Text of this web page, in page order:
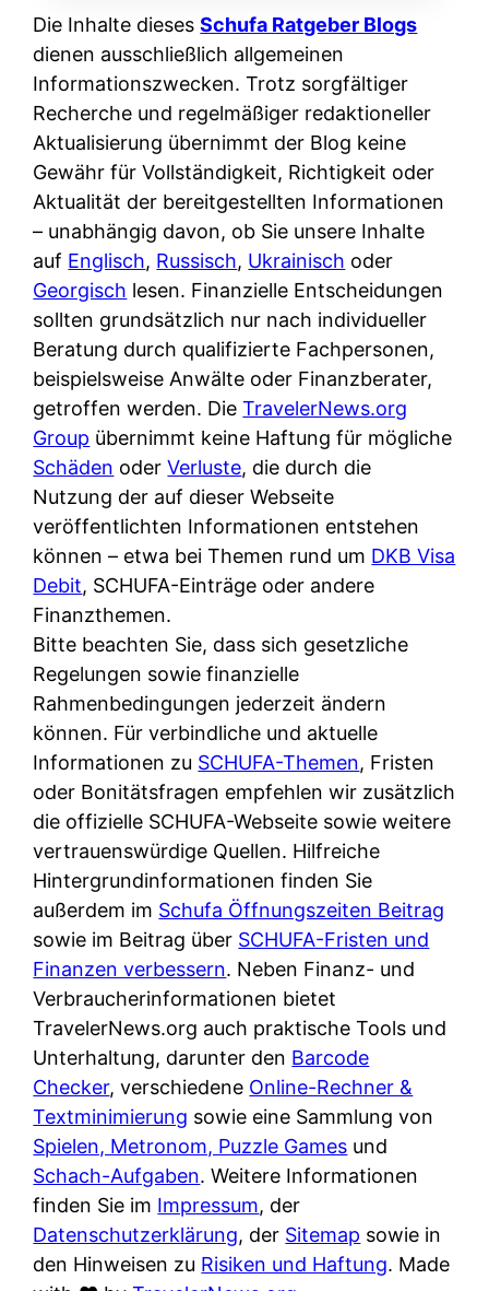
h
i
e
r
e
n
r
u
s
s
i
s
c
h
e
B
a
n
k
k
a
r
t
e
n
M
I
R
?
W
t
i
r
k
c
k
o
t
n
o
u
w
i
t
e
e
t
s
i
e
n
d
e
r
S
c
h
u
t
z
d
e
r
F
i
r
m
a
a
m
p
r
i
v
a
t
e
n
K
ü
c
h
e
n
t
i
s
c
h
e
n
d
e
Die Inhalte diesesSchufa Ratgeber Blogs
dienen ausschließlich allgemeinen
Informationszwecken. Trotz sorgfältiger
Recherche und regelmäßiger redaktioneller
Aktualisierung übernimmt der Blog keine
Gewähr für Vollständigkeit, Richtigkeit oder
Aktualität der bereitgestellten Informationen
– unabhängig davon, ob Sie unsere Inhalte
auf Englisch, Russisch, Ukrainisch oder
Georgisch lesen. Finanzielle Entscheidungen
sollten grundsätzlich nur nach individueller
Beratung durch qualifizierte Fachpersonen,
beispielsweise Anwälte oder Finanzberater,
getroffen werden. DieTravelerNews.org
Group übernimmt keine Haftung für mögliche
Schäden oderVerluste, die durch die
Nutzung der auf dieser Webseite
veröffentlichten Informationen entstehen
können – etwa bei Themen rund um DKB Visa
Debit, SCHUFA-Einträge oder andere
Finanzthemen.
Bitte beachten Sie, dass sich gesetzliche
Regelungen sowie finanzielle
Rahmenbedingungen jederzeit ändern
können. Für verbindliche und aktuelle
Informationen zu SCHUFA-Themen, Fristen
oder Bonitätsfragen empfehlen wir zusätzlich
die offizielle SCHUFA-Webseite sowie weitere
vertrauenswürdige Quellen. Hilfreiche
Hintergrundinformationen finden Sie
außerdem im Schufa Öffnungszeiten Beitrag
sowie im Beitrag über SCHUFA-Fristen und
Finanzen verbessern. Neben Finanz- und
Verbraucherinformationen bietet
TravelerNews.org auch praktische Tools und
Unterhaltung, darunter den Barcode
Checker, verschiedene Online-Rechner &
Textminimierung sowie eine Sammlung von
Spielen, Metronom, Puzzle Games und
Schach-Aufgaben. Weitere Informationen
finden Sie im Impressum, der
Datenschutzerklärung, der Sitemap sowie in
den Hinweisen zu Risiken und Haftung. Made